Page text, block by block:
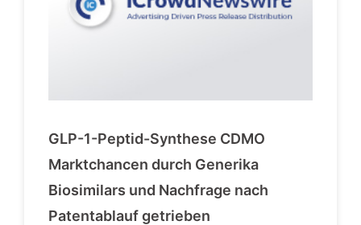
GLP-1-Peptid-Synthese CDMO
Marktchancen durch Generika
Biosimilars und Nachfrage nach
Patentablauf getrieben